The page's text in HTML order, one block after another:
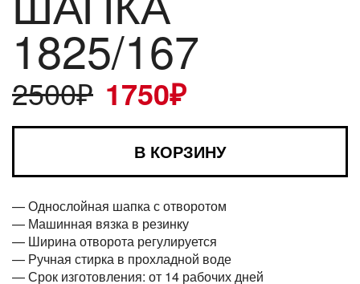
1825/167
2500₽ 1750₽
В КОРЗИНУ
— Однослойная шапка с отворотом
— Машинная вязка в резинку
— Ширина отворота регулируется
— Ручная стирка в прохладной воде
— Срок изготовления: от 14 рабочих дней